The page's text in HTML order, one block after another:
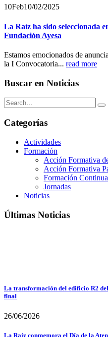
10Feb10/02/2025
La Raíz ha sido seleccionada
Fundación Ayesa
Estamos emocionados de
la I Convocatoria... read more
Buscar en Noticias
Categorías
Actividades
Formación
Acción Formativa
Acción Formativa
Formación
Jornadas
Noticias
Últimas Noticias
La transformación del edificio R2
final
26/06/2026
La Raíz conmemora el Día de la